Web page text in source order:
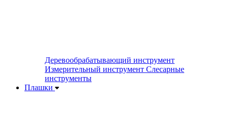
Деревообрабатывающий инструмент
Измерительный инструмент Слесарные
инструменты
Плашки